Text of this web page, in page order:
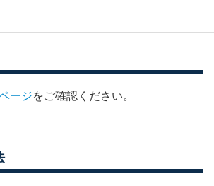
ージをご確認ください。